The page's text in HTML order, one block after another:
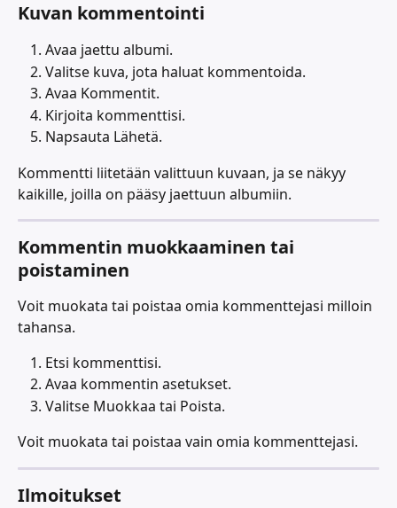
Kuvan kommentointi
Avaa jaettu albumi.
Valitse kuva, jota haluat kommentoida.
Avaa Kommentit.
Kirjoita kommenttisi.
Napsauta Lähetä.
Kommentti liitetään valittuun kuvaan, ja se näkyy
kaikille, joilla on pääsy jaettuun albumiin.
Kommentin muokkaaminen tai
poistaminen
Voit muokata tai poistaa omia kommenttejasi milloin
tahansa.
Etsi kommenttisi.
Avaa kommentin asetukset.
Valitse Muokkaa tai Poista.
Voit muokata tai poistaa vain omia kommenttejasi.
Ilmoitukset